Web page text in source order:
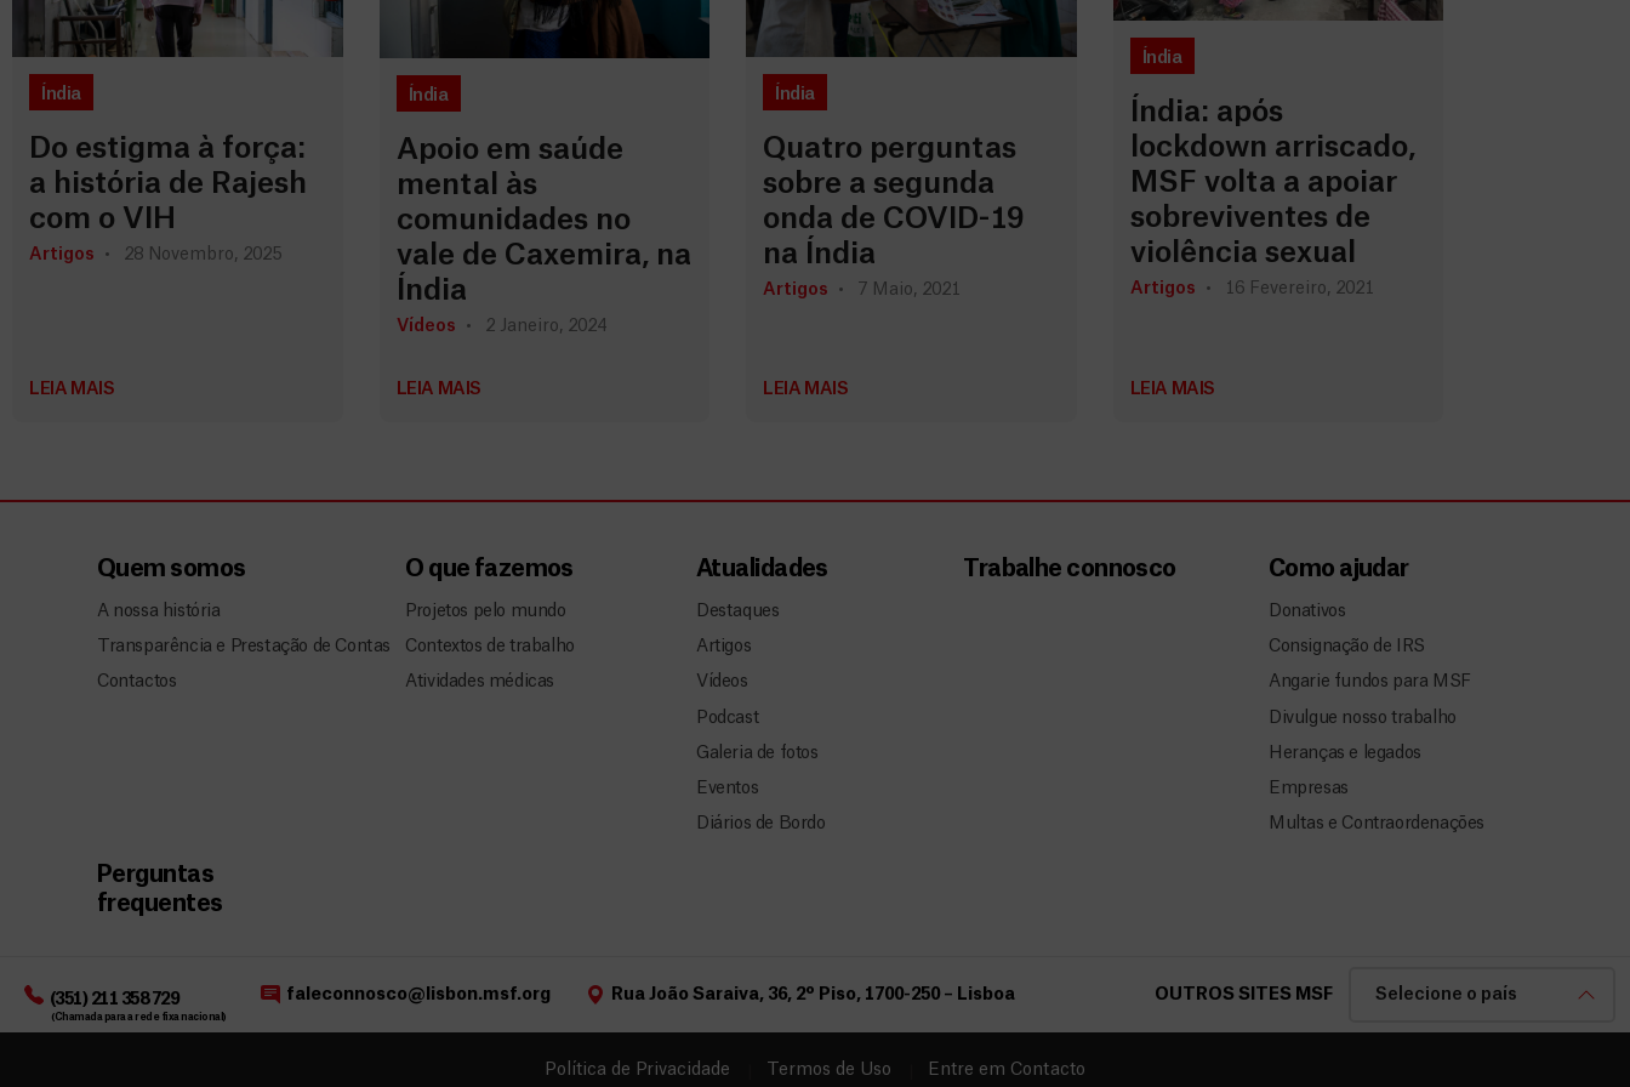
Índia
Do estigma à força:
a história de Rajesh
com o VIH
Artigos 28 Novembro, 2025
LEIA MAIS
Índia
Apoio em saúde
mental às
comunidades no
vale de Caxemira, na
Índia
Vídeos 2 Janeiro, 2024
LEIA MAIS
Índia
Quatro perguntas
sobre a segunda
onda de COVID-19
na Índia
Artigos 7 Maio, 2021
LEIA MAIS
Índia
Índia: após
lockdown arriscado,
MSF volta a apoiar
sobreviventes de
violência sexual
Artigos 16 Fevereiro, 2021
LEIA MAIS
Quem somos
A nossa história
Transparência e Prestação de Contas
Contactos
O que fazemos
Projetos pelo mundo
Contextos de trabalho
Atividades médicas
Atualidades
Destaques
Artigos
Vídeos
Podcast
Galeria de fotos
Eventos
Diários de Bordo
Trabalhe connosco Como ajudar
Donativos
Consignação de IRS
Angarie fundos para MSF
Divulgue nosso trabalho
Heranças e legados
Empresas
Multas e Contraordenações
Perguntas
frequentes
(351) 211 358 729
(Chamada para a rede fixa nacional)
faleconnosco@lisbon.msf.org Rua João Saraiva, 36, 2º Piso, 1700-250 – Lisboa OUTROS SITES MSF Selecione o país
Política de Privacidade Termos de Uso Entre em Contacto